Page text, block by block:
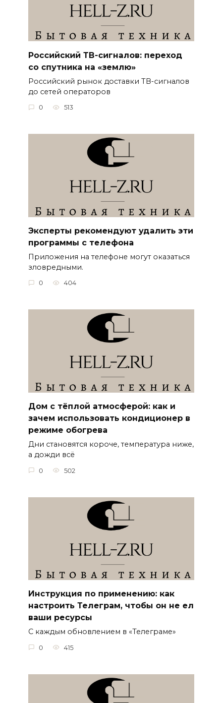
Российский ТВ-сигналов: переход
со спутника на «землю»
Российский рынок доставки ТВ-сигналов
до сетей операторов
0 513
Эксперты рекомендуют удалить эти
программы с телефона
Приложения на телефоне могут оказаться
зловредными.
0 404
Дом с тёплой атмосферой: как и
зачем использовать кондиционер в
режиме обогрева
Дни становятся короче, температура ниже,
а дожди всё
0 502
Инструкция по применению: как
настроить Телеграм, чтобы он не ел
ваши ресурсы
С каждым обновлением в «Телеграме»
0 415